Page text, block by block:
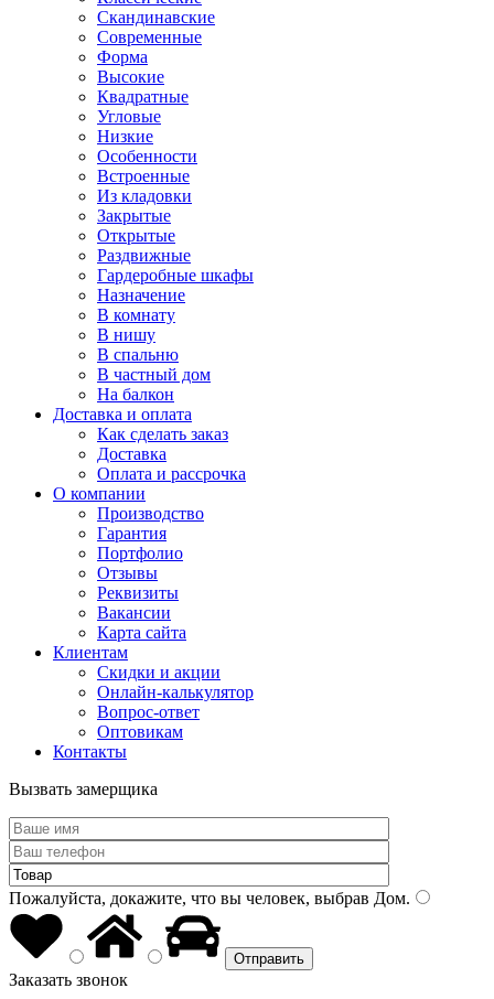
Скандинавские
Современные
Форма
Высокие
Квадратные
Угловые
Низкие
Особенности
Встроенные
Из кладовки
Закрытые
Открытые
Раздвижные
Гардеробные шкафы
Назначение
В комнату
В нишу
В спальню
В частный дом
На балкон
Доставка и оплата
Как сделать заказ
Доставка
Оплата и рассрочка
О компании
Производство
Гарантия
Портфолио
Отзывы
Реквизиты
Вакансии
Карта сайта
Клиентам
Скидки и акции
Онлайн-калькулятор
Вопрос-ответ
Оптовикам
Контакты
Вызвать замерщика
Пожалуйста, докажите, что вы человек, выбрав Дом.
Заказать звонок